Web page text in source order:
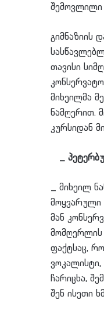
შემოვლილი
გიმნაზიის
თავისი
მიხეილმა
ნამღერით.
კურსიდან
_
_ მიხეილ
მოყვარული
მან
მომღერლის
ფაქტსაც,
ჩარიცხა,
შენ ისეთი